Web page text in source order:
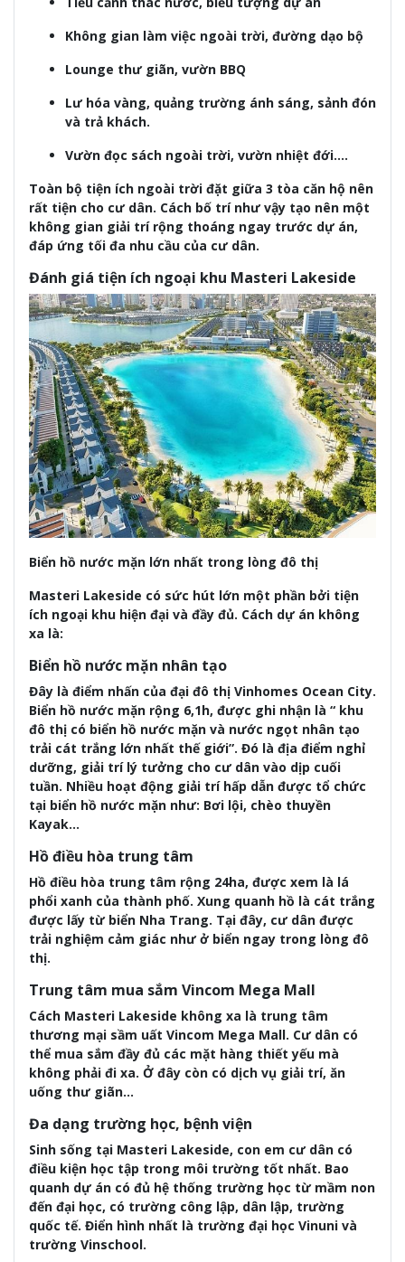
Không gian làm việc ngoài trời, đường dạo bộ
Lounge thư giãn, vườn BBQ
Lư hóa vàng, quảng trường ánh sáng, sảnh đón
và trả khách.
Vườn đọc sách ngoài trời, vườn nhiệt đới….
Toàn bộ tiện ích ngoài trời đặt giữa 3 tòa căn hộ nên
rất tiện cho cư dân. Cách bố trí như vậy tạo nên một
không gian giải trí rộng thoáng ngay trước dự án,
đáp ứng tối đa nhu cầu của cư dân.
Đánh giá tiện ích ngoại khu Masteri Lakeside
Biển hồ nước mặn lớn nhất trong lòng đô thị
Masteri Lakeside có sức hút lớn một phần bởi tiện
ích ngoại khu hiện đại và đầy đủ. Cách dự án không
xa là:
Biển hồ nước mặn nhân tạo
Đây là điểm nhấn của đại đô thị Vinhomes Ocean City.
Biển hồ nước mặn rộng 6,1h, được ghi nhận là “ khu
đô thị có biển hồ nước mặn và nước ngọt nhân tạo
trải cát trắng lớn nhất thế giới”. Đó là địa điểm nghỉ
dưỡng, giải trí lý tưởng cho cư dân vào dịp cuối
tuần. Nhiều hoạt động giải trí hấp dẫn được tổ chức
tại biển hồ nước mặn như: Bơi lội, chèo thuyền
Kayak…
Hồ điều hòa trung tâm
Hồ điều hòa trung tâm rộng 24ha, được xem là lá
phổi xanh của thành phố. Xung quanh hồ là cát trắng
được lấy từ biển Nha Trang. Tại đây, cư dân được
trải nghiệm cảm giác như ở biển ngay trong lòng đô
thị.
Trung tâm mua sắm Vincom Mega Mall
Cách Masteri Lakeside không xa là trung tâm
thương mại sầm uất Vincom Mega Mall. Cư dân có
thể mua sắm đầy đủ các mặt hàng thiết yếu mà
không phải đi xa. Ở đây còn có dịch vụ giải trí, ăn
uống thư giãn…
Đa dạng trường học, bệnh viện
Sinh sống tại Masteri Lakeside, con em cư dân có
điều kiện học tập trong môi trường tốt nhất. Bao
quanh dự án có đủ hệ thống trường học từ mầm non
đến đại học, có trường công lập, dân lập, trường
quốc tế. Điển hình nhất là trường đại học Vinuni và
trường Vinschool.